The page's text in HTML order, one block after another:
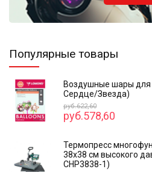
Популярные товары
Воздушные шары
Сердце/Звезда)
руб.622,60
руб.578,60
Термопресс
38х38 см высокого
CHP3838-1)